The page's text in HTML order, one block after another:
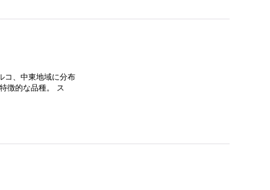
コ、中東地域に分布
徴的な品種。 ス